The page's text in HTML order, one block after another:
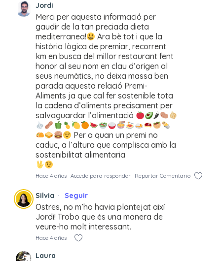
Jordi
Merci per aquesta informació per
gaudir de la tan preciada dieta
mediterranea!
Ara bè tot i que la
història lògica de premiar, recorrent
km en busca del millor restaurant fent
honor al seu nom en clau d’origen al
seus neumàtics, no deixa massa ben
parada aquesta relació Premi-
Aliments ja que cal fer sostenible tota
la cadena d’aliments precisament per
salvaguardar l’alimentació
🌶
Per a quan un premi no
caduc, a l’altura que complisca amb la
sostenibilitat alimentaria
Hace 4 años Accede para responder Reportar Comentario
Silvia Seguir
Ostres, no m’ho havia plantejat així
Jordi! Trobo que és una manera de
veure-ho molt interessant.
Hace 4 años
Laura